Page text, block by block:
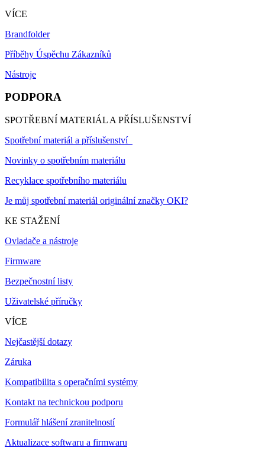
VÍCE
Brandfolder
Příběhy Úspěchu Zákazníků
Nástroje
PODPORA
SPOTŘEBNÍ MATERIÁL A PŘÍSLUŠENSTVÍ
Spotřební materiál a příslušenství
Novinky o spotřebním materiálu
Recyklace spotřebního materiálu
Je můj spotřební materiál originální značky OKI?
KE STAŽENÍ
Ovladače a nástroje
Firmware
Bezpečnostní listy
Uživatelské příručky
VÍCE
Nejčastější dotazy
Záruka
Kompatibilita s operačními systémy
Kontakt na technickou podporu
Formulář hlášení zranitelností
Aktualizace softwaru a firmwaru